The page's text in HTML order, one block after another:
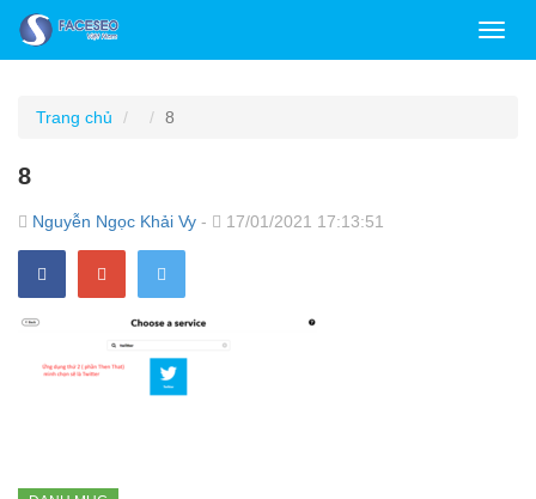
Trang chủ 8
8
Nguyễn Ngọc Khải Vy - 17/01/2021 17:13:51